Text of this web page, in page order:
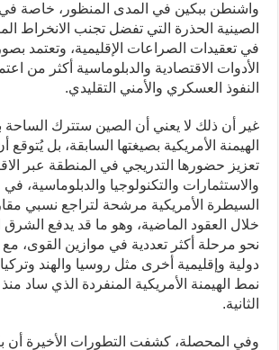
واشنطن ببكين في المدى المنظور، خاصة
الصينية الحذرة التي تفضل تجنب الانخراط
في تعقيدات الصراعات الإقليمية، وتعتمد
الأدوات الاقتصادية والدبلوماسية أكثر من
النفوذ العسكري والأمني التقليدي.
غير أن ذلك لا يعني أن الصين ستترك الساحة
الهيمنة الأمريكية بصيغتها السابقة، بل
تعزيز حضورها التدريجي في المنطقة عبر
والاستثمارات والتكنولوجيا والدبلوماسية،
السيطرة الأمريكية مرشحة لتراجع نسبي
خلال العقود الماضية، وهو ما قد يدفع الشرق
نحو مرحلة أكثر تعددية في موازين القوى،
دولية وإقليمية أخرى مثل روسيا والهند
نمط الهيمنة الأمريكية المنفردة الذي ساد
الثانية.
وفي المحصلة، كشفت التطورات الأخيرة أن